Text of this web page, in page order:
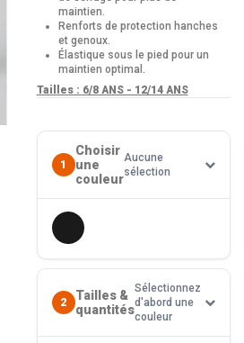
maintien.
Renforts de protection hanches
et genoux.
Élastique sous le pied pour un
maintien optimal.
Tailles : 6/8 ANS - 12/14 ANS
1
Choisir
une
couleur
Aucune
sélection
2
Tailles &
quantités
Sélectionnez
d'abord une
couleur